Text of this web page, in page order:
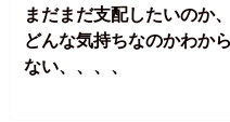
まだまだ支配したいのか、
どんな気持ちなのかわから
ない、、、、